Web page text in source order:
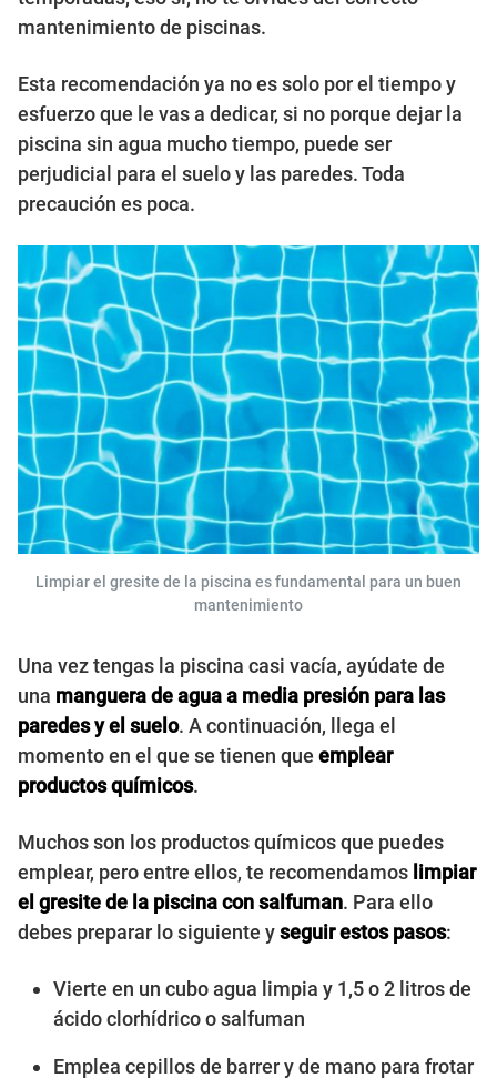
mantenimiento de piscinas.
Esta recomendación ya no es solo por el tiempo y
esfuerzo que le vas a dedicar, si no porque dejar la
piscina sin agua mucho tiempo, puede ser
perjudicial para el suelo y las paredes. Toda
precaución es poca.
Limpiar el gresite de la piscina es fundamental para un buen
mantenimiento
Una vez tengas la piscina casi vacía, ayúdate de
una manguera de agua a media presión para las
paredes y el suelo. A continuación, llega el
momento en el que se tienen que emplear
productos químicos.
Muchos son los productos químicos que puedes
emplear, pero entre ellos, te recomendamos limpiar
el gresite de la piscina con salfuman. Para ello
debes preparar lo siguiente yseguir estos pasos:
Vierte en un cubo agua limpia y 1,5 o 2 litros de
ácido clorhídrico o salfuman
Emplea cepillos de barrer y de mano para frotar